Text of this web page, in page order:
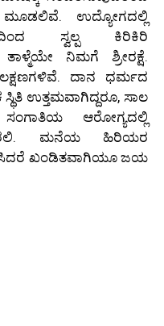
ಮೂಡಲಿವೆ. ಉದ್ಯೋಗದಲ್ಲಿ
ಸ್ವಲ್ಪ ಕಿರಿಕಿರಿ
ನಿಮಗೆ ಶ್ರೀರಕ್ಷೆ.
ಲಕ್ಷಣಗಳಿವೆ. ದಾನ ಧರ್ಮದ
ಉತ್ತಮವಾಗಿದ್ದರೂ, ಸಾಲ
ಆರೋಗ್ಯದಲ್ಲಿ
ಮನೆಯ ಹಿರಿಯರ
ಖಂಡಿತವಾಗಿಯೂ ಜಯ